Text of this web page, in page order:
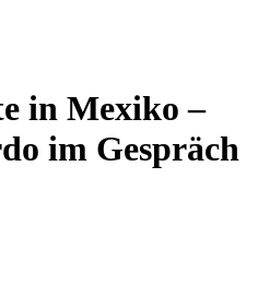
in Mexiko –
im Gespräch